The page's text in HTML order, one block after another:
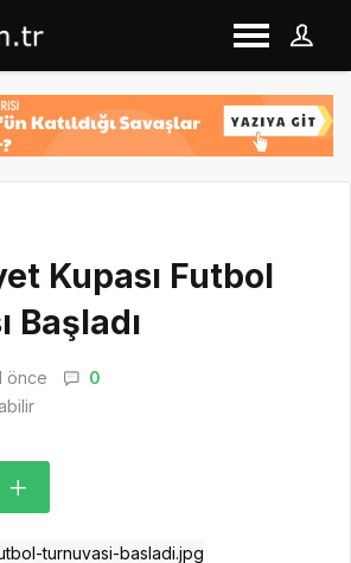
Kupası Futbol
Başladı
önce
0